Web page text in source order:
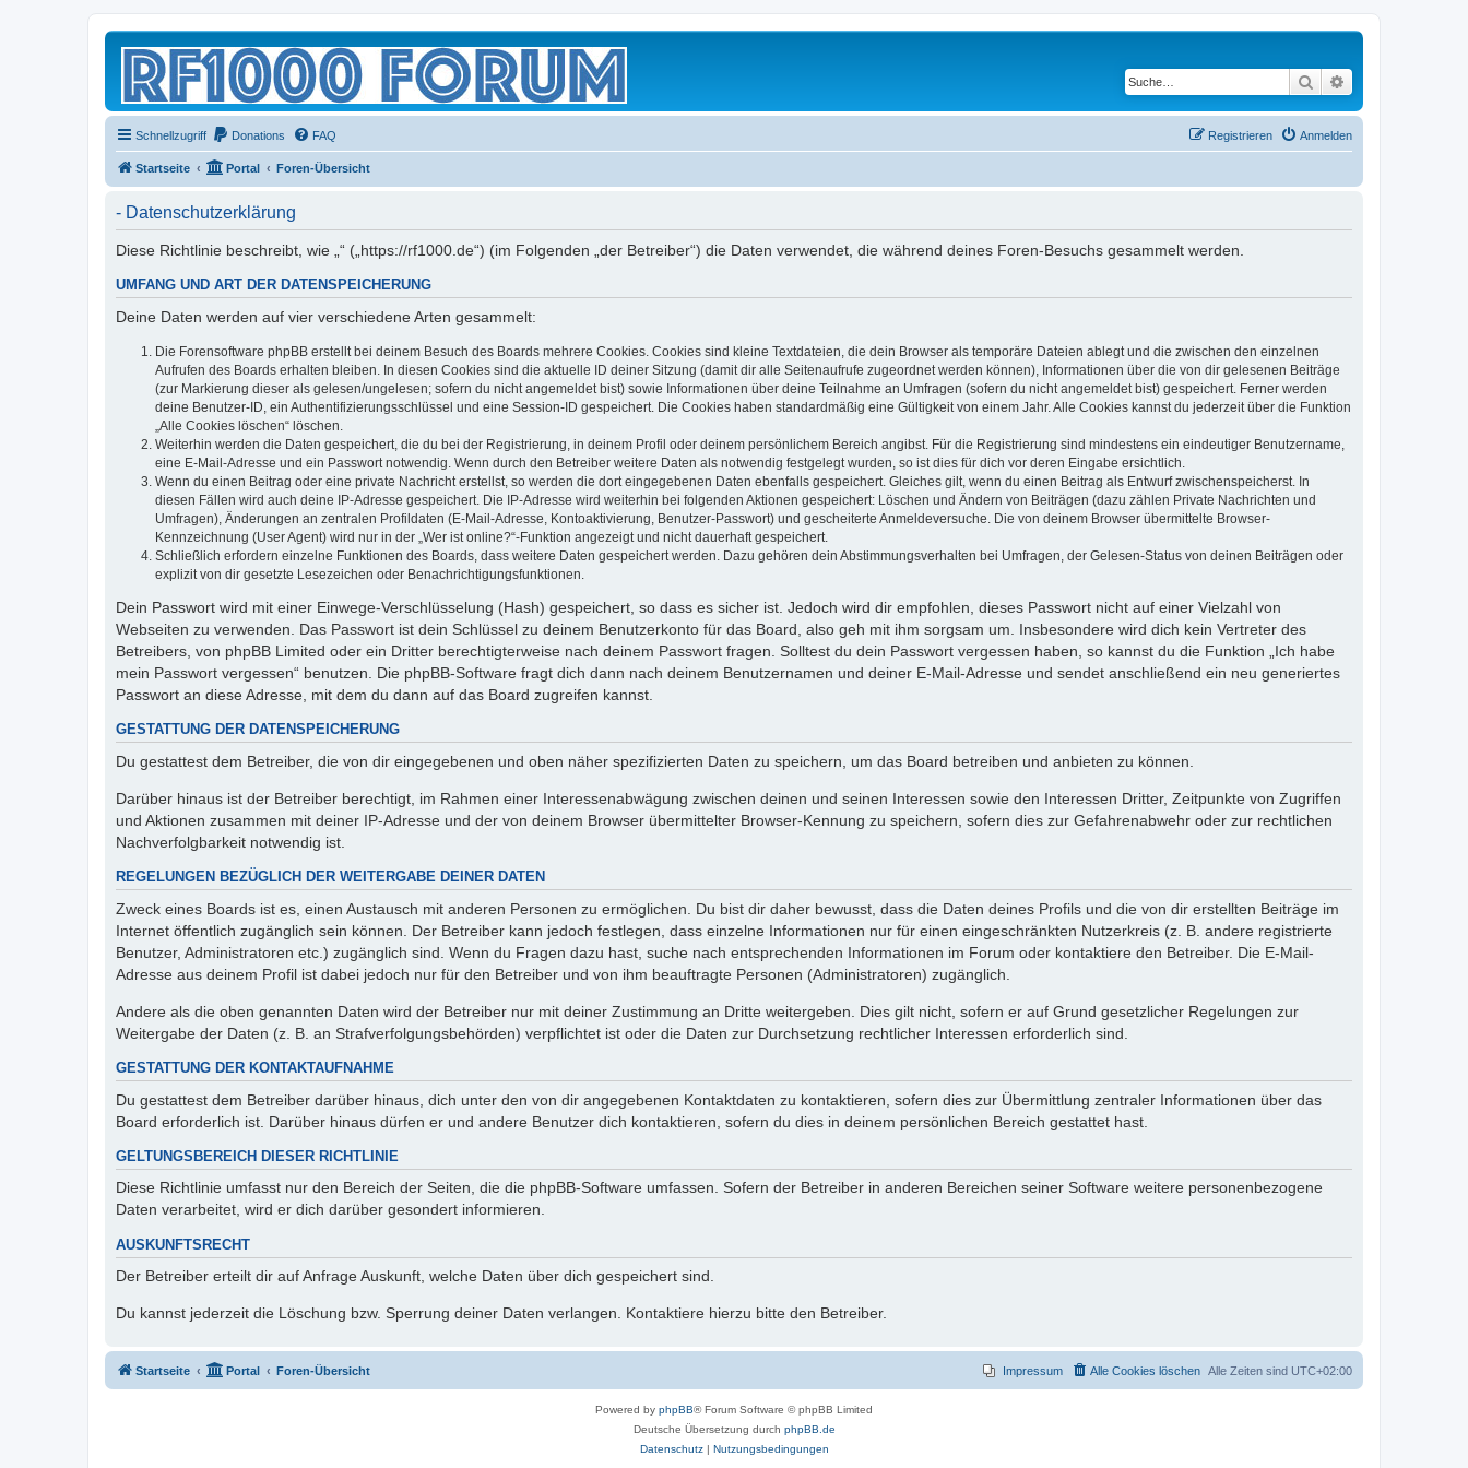
Suche
Schnellzugriff Donations FAQ Anmelden
Registrieren
Startseite Portal Foren-Übersicht
- Datenschutzerklärung
Diese Richtlinie beschreibt, wie „“ („https://rf1000.de“) (im Folgenden „der Betreiber“) die Daten verwendet, die während deines Foren-Besuchs gesammelt werden.
UMFANG UND ART DER DATENSPEICHERUNG
Deine Daten werden auf vier verschiedene Arten gesammelt:
Die Forensoftware phpBB erstellt bei deinem Besuch des Boards mehrere Cookies. Cookies sind kleine Textdateien, die dein Browser als temporäre Dateien ablegt und die zwischen den einzelnen
Aufrufen des Boards erhalten bleiben. In diesen Cookies sind die aktuelle ID deiner Sitzung (damit dir alle Seitenaufrufe zugeordnet werden können), Informationen über die von dir gelesenen Beiträge
(zur Markierung dieser als gelesen/ungelesen; sofern du nicht angemeldet bist) sowie Informationen über deine Teilnahme an Umfragen (sofern du nicht angemeldet bist) gespeichert. Ferner werden
deine Benutzer-ID, ein Authentifizierungsschlüssel und eine Session-ID gespeichert. Die Cookies haben standardmäßig eine Gültigkeit von einem Jahr. Alle Cookies kannst du jederzeit über die Funktion
„Alle Cookies löschen“ löschen.
Weiterhin werden die Daten gespeichert, die du bei der Registrierung, in deinem Profil oder deinem persönlichem Bereich angibst. Für die Registrierung sind mindestens ein eindeutiger Benutzername,
eine E-Mail-Adresse und ein Passwort notwendig. Wenn durch den Betreiber weitere Daten als notwendig festgelegt wurden, so ist dies für dich vor deren Eingabe ersichtlich.
Wenn du einen Beitrag oder eine private Nachricht erstellst, so werden die dort eingegebenen Daten ebenfalls gespeichert. Gleiches gilt, wenn du einen Beitrag als Entwurf zwischenspeicherst. In
diesen Fällen wird auch deine IP-Adresse gespeichert. Die IP-Adresse wird weiterhin bei folgenden Aktionen gespeichert: Löschen und Ändern von Beiträgen (dazu zählen Private Nachrichten und
Umfragen), Änderungen an zentralen Profildaten (E-Mail-Adresse, Kontoaktivierung, Benutzer-Passwort) und gescheiterte Anmeldeversuche. Die von deinem Browser übermittelte Browser-
Kennzeichnung (User Agent) wird nur in der „Wer ist online?“-Funktion angezeigt und nicht dauerhaft gespeichert.
Schließlich erfordern einzelne Funktionen des Boards, dass weitere Daten gespeichert werden. Dazu gehören dein Abstimmungsverhalten bei Umfragen, der Gelesen-Status von deinen Beiträgen oder
explizit von dir gesetzte Lesezeichen oder Benachrichtigungsfunktionen.
Dein Passwort wird mit einer Einwege-Verschlüsselung (Hash) gespeichert, so dass es sicher ist. Jedoch wird dir empfohlen, dieses Passwort nicht auf einer Vielzahl von
Webseiten zu verwenden. Das Passwort ist dein Schlüssel zu deinem Benutzerkonto für das Board, also geh mit ihm sorgsam um. Insbesondere wird dich kein Vertreter des
Betreibers, von phpBB Limited oder ein Dritter berechtigterweise nach deinem Passwort fragen. Solltest du dein Passwort vergessen haben, so kannst du die Funktion „Ich habe
mein Passwort vergessen“ benutzen. Die phpBB-Software fragt dich dann nach deinem Benutzernamen und deiner E-Mail-Adresse und sendet anschließend ein neu generiertes
Passwort an diese Adresse, mit dem du dann auf das Board zugreifen kannst.
GESTATTUNG DER DATENSPEICHERUNG
Du gestattest dem Betreiber, die von dir eingegebenen und oben näher spezifizierten Daten zu speichern, um das Board betreiben und anbieten zu können.
Darüber hinaus ist der Betreiber berechtigt, im Rahmen einer Interessenabwägung zwischen deinen und seinen Interessen sowie den Interessen Dritter, Zeitpunkte von Zugriffen
und Aktionen zusammen mit deiner IP-Adresse und der von deinem Browser übermittelter Browser-Kennung zu speichern, sofern dies zur Gefahrenabwehr oder zur rechtlichen
Nachverfolgbarkeit notwendig ist.
REGELUNGEN BEZÜGLICH DER WEITERGABE DEINER DATEN
Zweck eines Boards ist es, einen Austausch mit anderen Personen zu ermöglichen. Du bist dir daher bewusst, dass die Daten deines Profils und die von dir erstellten Beiträge im
Internet öffentlich zugänglich sein können. Der Betreiber kann jedoch festlegen, dass einzelne Informationen nur für einen eingeschränkten Nutzerkreis (z. B. andere registrierte
Benutzer, Administratoren etc.) zugänglich sind. Wenn du Fragen dazu hast, suche nach entsprechenden Informationen im Forum oder kontaktiere den Betreiber. Die E-Mail-
Adresse aus deinem Profil ist dabei jedoch nur für den Betreiber und von ihm beauftragte Personen (Administratoren) zugänglich.
Andere als die oben genannten Daten wird der Betreiber nur mit deiner Zustimmung an Dritte weitergeben. Dies gilt nicht, sofern er auf Grund gesetzlicher Regelungen zur
Weitergabe der Daten (z. B. an Strafverfolgungsbehörden) verpflichtet ist oder die Daten zur Durchsetzung rechtlicher Interessen erforderlich sind.
GESTATTUNG DER KONTAKTAUFNAHME
Du gestattest dem Betreiber darüber hinaus, dich unter den von dir angegebenen Kontaktdaten zu kontaktieren, sofern dies zur Übermittlung zentraler Informationen über das
Board erforderlich ist. Darüber hinaus dürfen er und andere Benutzer dich kontaktieren, sofern du dies in deinem persönlichen Bereich gestattet hast.
GELTUNGSBEREICH DIESER RICHTLINIE
Diese Richtlinie umfasst nur den Bereich der Seiten, die die phpBB-Software umfassen. Sofern der Betreiber in anderen Bereichen seiner Software weitere personenbezogene
Daten verarbeitet, wird er dich darüber gesondert informieren.
AUSKUNFTSRECHT
Der Betreiber erteilt dir auf Anfrage Auskunft, welche Daten über dich gespeichert sind.
Du kannst jederzeit die Löschung bzw. Sperrung deiner Daten verlangen. Kontaktiere hierzu bitte den Betreiber.
Startseite Portal Foren-Übersicht Alle Zeiten sind UTC+02:00
Alle Cookies löschen
Impressum
Powered by phpBB® Forum Software © phpBB Limited
Deutsche Übersetzung durch phpBB.de
Datenschutz| Nutzungsbedingungen